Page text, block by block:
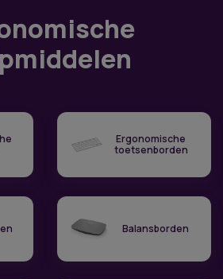
Ergonomische
toetsenborden
Balansborden